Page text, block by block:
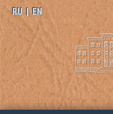
RU | EN